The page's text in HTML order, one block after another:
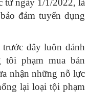
từ ngày 1/1/2022, là
đảm tuyển dụng
đây luôn đánh
tôi phạm mua bán
nhận những nỗ lực
lại loại tội phạm